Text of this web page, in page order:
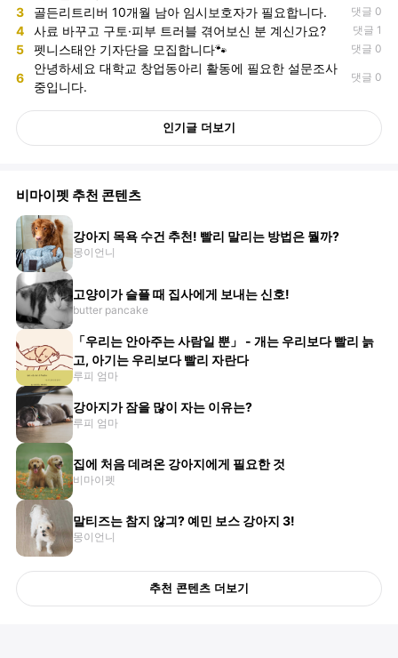
3 골든리트리버 10개월 남아 임시보호자가 필요합니다. 댓글 0
4 사료 바꾸고 구토·피부 트러블 겪어보신 분 계신가요? 댓글 1
5 펫니스태안 기자단을 모집합니다🐾 댓글 0
6
안녕하세요 대학교 창업동아리 활동에 필요한 설문조사
중입니다.
댓글 0
인기글 더보기
비마이펫 추천 콘텐츠
강아지 목욕 수건 추천! 빨리 말리는 방법은 뭘까?
몽이언니
고양이가 슬플 때 집사에게 보내는 신호!
butter pancake
「우리는 안아주는 사람일 뿐」 - 개는 우리보다 빨리 늙
고, 아기는 우리보다 빨리 자란다
루피 엄마
강아지가 잠을 많이 자는 이유는?
루피 엄마
집에 처음 데려온 강아지에게 필요한 것
비마이펫
말티즈는 참지 않긔? 예민 보스 강아지 3!
몽이언니
추천 콘텐츠 더보기